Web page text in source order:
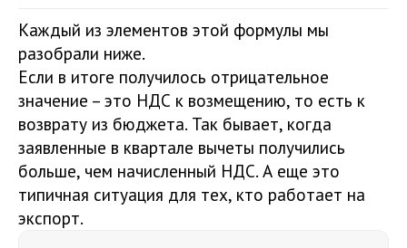
Каждый из элементов этой формулы мы
разобрали ниже.
Если в итоге получилось отрицательное
значение – это НДС к возмещению, то есть к
возврату из бюджета. Так бывает, когда
заявленные в квартале вычеты получились
больше, чем начисленный НДС. А еще это
типичная ситуация для тех, кто работает на
экспорт.